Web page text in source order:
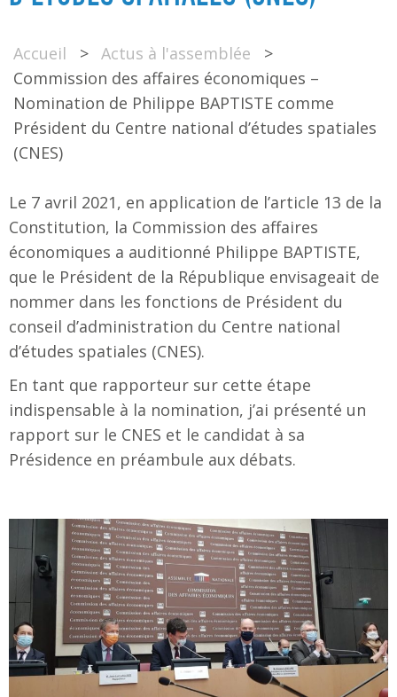
Accueil > Actus à l'assemblée
>
Commission des affaires économiques –
Nomination de Philippe BAPTISTE comme
Président du Centre national d’études spatiales
(CNES)
Le 7 avril 2021, en application de l’article 13 de la
Constitution, la Commission des affaires
économiques a auditionné Philippe BAPTISTE,
que le Président de la République envisageait de
nommer dans les fonctions de Président du
conseil d’administration du Centre national
d’études spatiales (CNES).
En tant que rapporteur sur cette étape
indispensable à la nomination, j’ai présenté un
rapport sur le CNES et le candidat à sa
Présidence en préambule aux débats.